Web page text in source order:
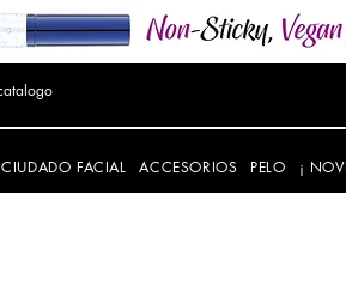
CIUDADO FACIAL ACCESORIOS PELO ¡